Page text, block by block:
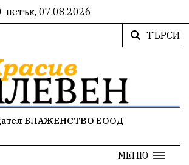
петък, 07.08.2026
ТЪРСИ
БЛАЖЕНСТВО ЕООД
МЕНЮ